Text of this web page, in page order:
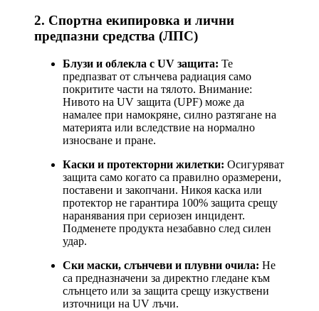
2. Спортна екипировка и лични
предпазни средства (ЛПС)
Блузи и облекла с UV защита: Те
предпазват от слънчева радиация само
покритите части на тялото. Внимание:
Нивото на UV защита (UPF) може да
намалее при намокряне, силно разтягане на
материята или вследствие на нормално
износване и пране.
Каски и протекторни жилетки: Осигуряват
защита само когато са правилно оразмерени,
поставени и закопчани. Никоя каска или
протектор не гарантира 100% защита срещу
наранявания при сериозен инцидент.
Подменете продукта незабавно след силен
удар.
Ски маски, слънчеви и плувни очила: Не
са предназначени за директно гледане към
слънцето или за защита срещу изкуствени
източници на UV лъчи.